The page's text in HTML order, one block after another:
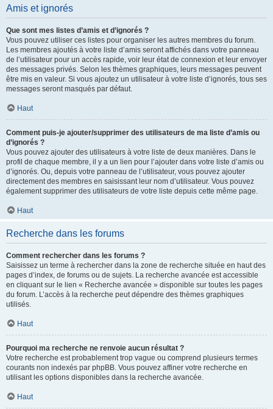
Amis et ignorés
Que sont mes listes d’amis et d’ignorés ?
Vous pouvez utiliser ces listes pour organiser les autres membres du forum.
Les membres ajoutés à votre liste d’amis seront affichés dans votre panneau
de l’utilisateur pour un accès rapide, voir leur état de connexion et leur envoyer
des messages privés. Selon les thèmes graphiques, leurs messages peuvent
être mis en valeur. Si vous ajoutez un utilisateur à votre liste d’ignorés, tous ses
messages seront masqués par défaut.
Haut
Comment puis-je ajouter/supprimer des utilisateurs de ma liste d’amis ou
d’ignorés ?
Vous pouvez ajouter des utilisateurs à votre liste de deux manières. Dans le
profil de chaque membre, il y a un lien pour l’ajouter dans votre liste d’amis ou
d’ignorés. Ou, depuis votre panneau de l’utilisateur, vous pouvez ajouter
directement des membres en saisissant leur nom d’utilisateur. Vous pouvez
également supprimer des utilisateurs de votre liste depuis cette même page.
Haut
Recherche dans les forums
Comment rechercher dans les forums ?
Saisissez un terme à rechercher dans la zone de recherche située en haut des
pages d’index, de forums ou de sujets. La recherche avancée est accessible
en cliquant sur le lien « Recherche avancée » disponible sur toutes les pages
du forum. L’accès à la recherche peut dépendre des thèmes graphiques
utilisés.
Haut
Pourquoi ma recherche ne renvoie aucun résultat ?
Votre recherche est probablement trop vague ou comprend plusieurs termes
courants non indexés par phpBB. Vous pouvez affiner votre recherche en
utilisant les options disponibles dans la recherche avancée.
Haut